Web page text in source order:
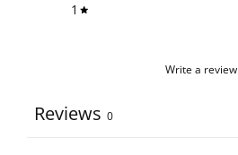
1
Write a review
Reviews 0